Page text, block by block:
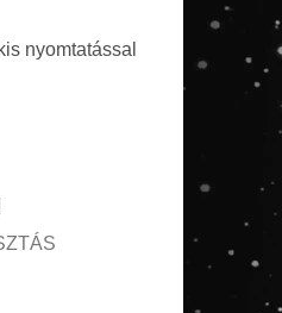
nyomtatással